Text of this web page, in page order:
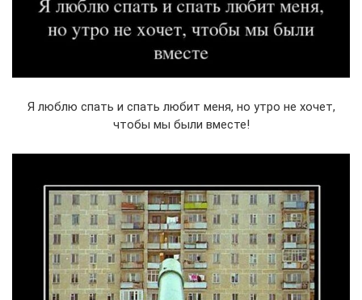
Я люблю спать и спать любит меня, но утро не хочет,
чтобы мы были вместе!